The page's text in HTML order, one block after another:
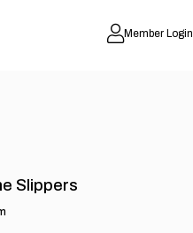
Member Login
Slippers